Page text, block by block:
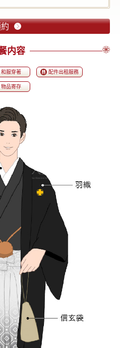
内容
和服穿著 配件出租服務
物品寄存